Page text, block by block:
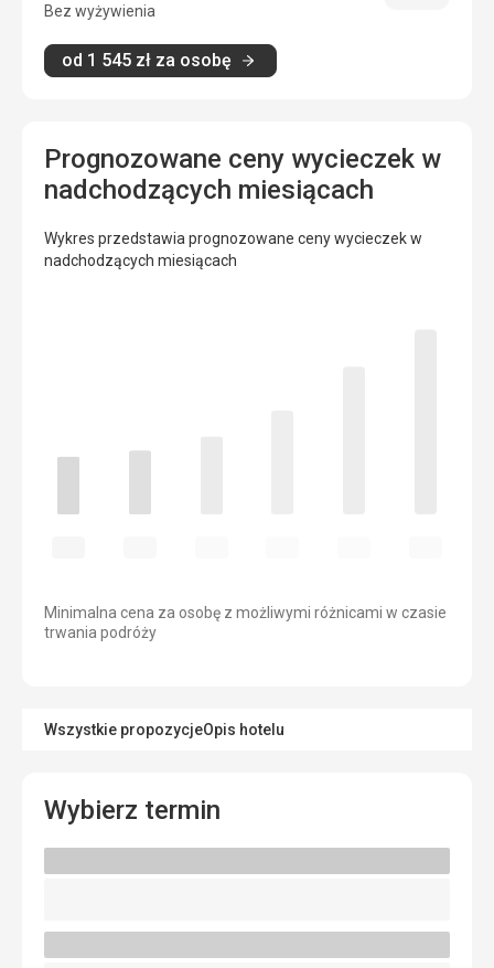
Bez wyżywienia
od 1 545 zł za osobę
Prognozowane ceny wycieczek w
nadchodzących miesiącach
Wykres przedstawia prognozowane ceny wycieczek w
nadchodzących miesiącach
Minimalna cena za osobę z możliwymi różnicami w czasie
trwania podróży
Wszystkie propozycjeOpis hotelu
Wybierz termin